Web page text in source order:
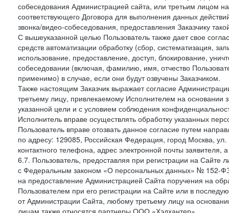
собеседования Администрацией сайта, или третьим лицом
соответствующего Договора для выполнения данных
звонка/видео-собеседования, предоставления Заказчику
С вышеуказанной целью Пользователь также дает свое
средств автоматизации обработку (сбор, систематизация,
использование, предоставление, доступ, блокирование,
собеседовании (включая, фамилию, имя, отчество
применимо) в случае, если они будут озвучены Заказчиком.
Также настоящим Заказчик выражает согласие
третьему лицу, привлекаемому Исполнителем на основании
указанной цели и с условием соблюдения
Исполнитель вправе осуществлять обработку указанных
Пользователь вправе отозвать данное согласие путем
по адресу: 129085, Российская Федерация, город Москва,
контактного телефона, адрес электронной почты
6.7. Пользователь, предоставляя при регистрации на
с Федеральным законом «О персональных данных» № 152-
на предоставление Администрацией Сайта поручения на
Пользователем при его регистрации на Сайте или в
от Администрации Сайта, любому третьему лицу на
лицам также относятся партнеры ООО «Хэдхантер».